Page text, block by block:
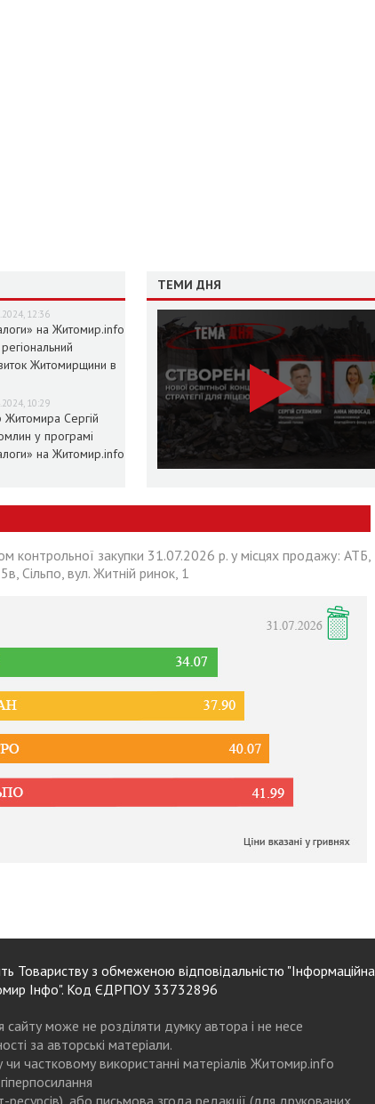
12:36
на Житомир.info
Житомирщини в
10:29
Сергій
у програмі
на Житомир.info
ТЕМИ ДНЯ
контрольної закупки 31.07.2026 р. у місцях продажу: АТБ,
Сільпо, вул. Житній ринок, 1
Товариству з обмеженою відповідальністю "Інформаційна
Інфо". Код ЄДРПОУ 33732896
сайту може не розділяти думку автора і не несе
за авторські матеріали.
частковому використанні матеріалів Житомир.info
ресурсів), або письмова згода редакції (для друкованих